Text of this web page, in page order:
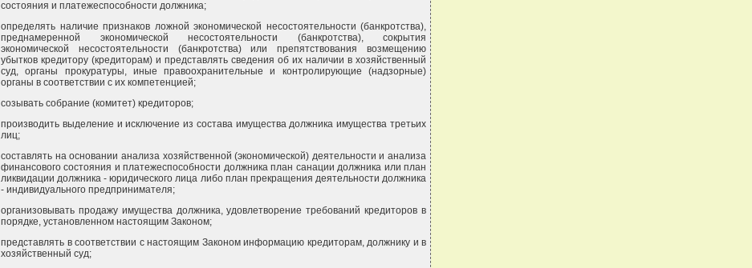
состояния и платежеспособности должника;
определять наличие признаков ложной экономической несостоятельности (банкротства),
преднамеренной экономической несостоятельности (банкротства), сокрытия
экономической несостоятельности (банкротства) или препятствования возмещению
убытков кредитору (кредиторам) и представлять сведения об их наличии в хозяйственный
суд, органы прокуратуры, иные правоохранительные и контролирующие (надзорные)
органы в соответствии с их компетенцией;
созывать собрание (комитет) кредиторов;
производить выделение и исключение из состава имущества должника имущества третьих
лиц;
составлять на основании анализа хозяйственной (экономической) деятельности и анализа
финансового состояния и платежеспособности должника план санации должника или план
ликвидации должника - юридического лица либо план прекращения деятельности должника
- индивидуального предпринимателя;
организовывать продажу имущества должника, удовлетворение требований кредиторов в
порядке, установленном настоящим Законом;
представлять в соответствии с настоящим Законом информацию кредиторам, должнику и в
хозяйственный суд;